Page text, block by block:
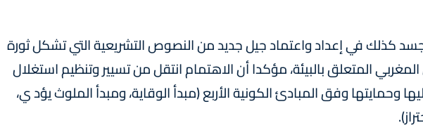
كذلك في إعداد واعتماد جيل جديد من النصوص التشريعية التي تشكل ثورة
المتعلق بالبيئة، مؤكدا أن الاهتمام انتقل من تسيير وتنظيم استغلال
وحمايتها وفق المبادئ الكونية الأربع (مبدأ الوقاية، ومبدأ الملوث يؤد ي،